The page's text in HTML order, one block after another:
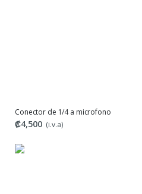
Conector de 1/4 a microfono
₡4,500 (i.v.a)